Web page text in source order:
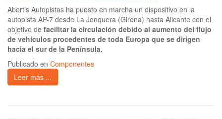
Abertis Autopistas ha puesto en marcha un dispositivo en la
autopista AP-7 desde La Jonquera (Girona) hasta Alicante con el
objetivo de facilitar la circulación debido al aumento del flujo
de vehículos procedentes de toda Europa que se dirigen
hacia el sur de la Península.
Publicado en Componentes
Leer más ...